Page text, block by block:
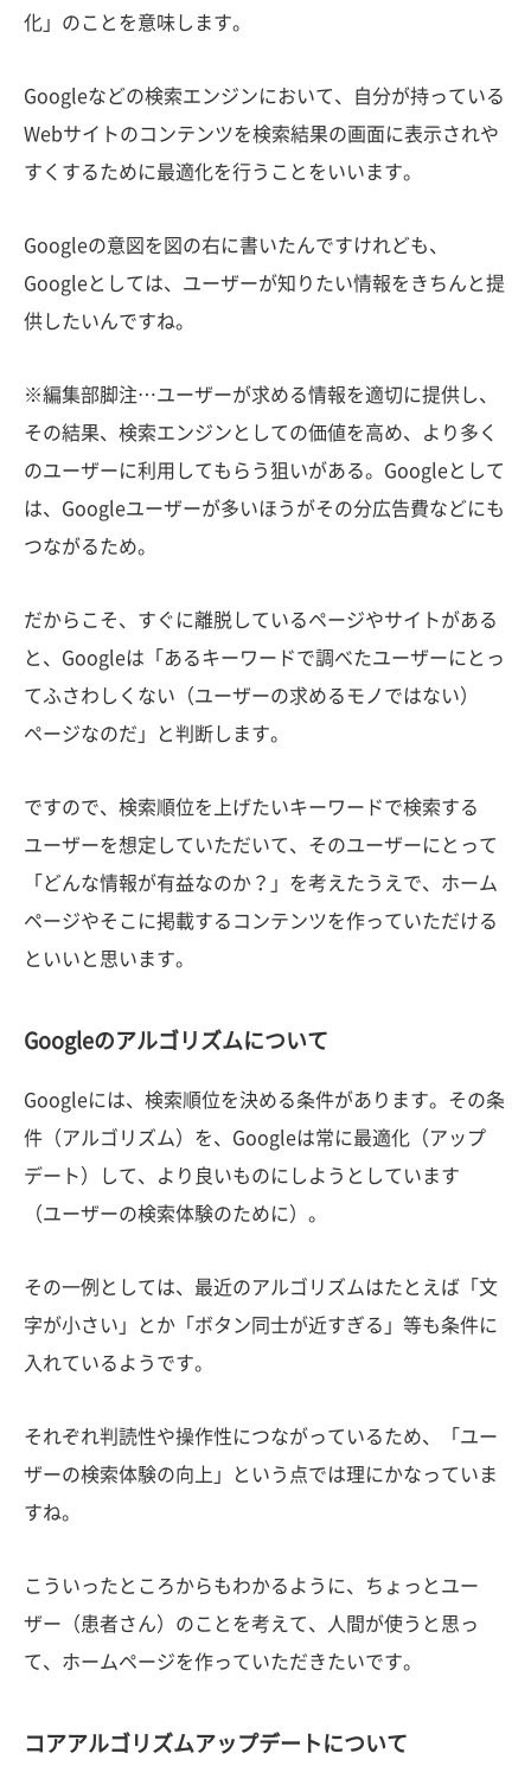
化」のことを意味します。
Googleなどの検索エンジンにおいて、自分が持っている
Webサイトのコンテンツを検索結果の画面に表示されや
すくするために最適化を行うことをいいます。
Googleの意図を図の右に書いたんですけれども、
Googleとしては、ユーザーが知りたい情報をきちんと提
供したいんですね。
※編集部脚注…ユーザーが求める情報を適切に提供し、
その結果、検索エンジンとしての価値を高め、より多く
のユーザーに利用してもらう狙いがある。Googleとして
は、Googleユーザーが多いほうがその分広告費などにも
つながるため。
だからこそ、すぐに離脱しているページやサイトがある
と、Googleは「あるキーワードで調べたユーザーにとっ
てふさわしくない（ユーザーの求めるモノではない）
ページなのだ」と判断します。
ですので、検索順位を上げたいキーワードで検索する
ユーザーを想定していただいて、そのユーザーにとって
「どんな情報が有益なのか？」を考えたうえで、ホーム
ページやそこに掲載するコンテンツを作っていただける
といいと思います。
Googleのアルゴリズムについて
Googleには、検索順位を決める条件があります。その条
件（アルゴリズム）を、Googleは常に最適化（アップ
デート）して、より良いものにしようとしています
（ユーザーの検索体験のために）。
その一例としては、最近のアルゴリズムはたとえば「文
字が小さい」とか「ボタン同士が近すぎる」等も条件に
入れているようです。
それぞれ判読性や操作性につながっているため、「ユー
ザーの検索体験の向上」という点では理にかなっていま
すね。
こういったところからもわかるように、ちょっとユー
ザー（患者さん）のことを考えて、人間が使うと思っ
て、ホームページを作っていただきたいです。
コアアルゴリズムアップデートについて